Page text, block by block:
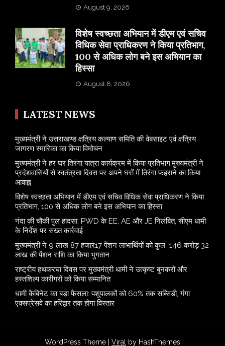
August 9, 2026
विशेष स्वच्छता अभियान में डीएम एवं सचिव
विधिक सेवा प्राधिकरण ने किया प्रतिभाग,
100 से अधिक लोग बने इस अभियान का
हिस्सा
August 8, 2026
LATEST NEWS
मुख्यमंत्री ने उत्तराखण्ड क्षत्रिय कल्याण समिति की वेबसाइट एवं क्षत्रिय
जागरण स्मारिका का किया विमोचन
मुख्यमंत्री ने हर घर तिरंगा यात्रा कार्यक्रम में किया प्रतिभाग,मुख्यमंत्री ने
प्रदेशवासियों से स्वतंत्रता दिवस पर अपने घरों में तिरंगा फहराने का किया
आवाह्न
विशेष स्वच्छता अभियान में डीएम एवं सचिव विधिक सेवा प्राधिकरण ने किया
प्रतिभाग, 100 से अधिक लोग बने इस अभियान का हिस्सा
नंदा की चौकी पुल हादसा: PWD के EE, AE और JE निलंबित, सीएम धामी
के निर्देश पर सख्त कार्रवाई
मुख्यमंत्री ने 9 लाख 87 हजार17 पेंशन लाभार्थियों को कुल 146 करोड़ 32
लाख की पेंशन राशि का किया भुगतान
राष्ट्रीय हथकरघा दिवस पर मुख्यमंत्री धामी ने उत्कृष्ट बुनकरों और
हस्तशिल्प कारीगरों को किया सम्मानित
​धामी कैबिनेट का बड़ा फैसला: पशुपालकों को 60% तक सब्सिडी, गंगा
एक्सप्रेसवे का हरिद्वार तक होगा विस्तार
WordPress Theme | Viral by HashThemes